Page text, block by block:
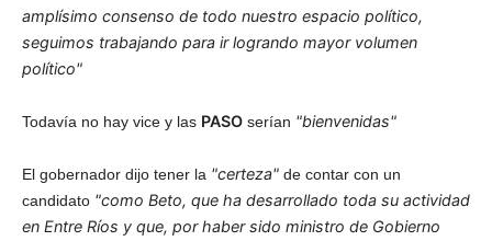
amplísimo consenso de todo nuestro espacio político,
seguimos trabajando para ir logrando mayor volumen
político"
Todavía no hay vice y las PASO serían "bienvenidas"
El gobernador dijo tener la "certeza" de contar con un
candidato "como Beto, que ha desarrollado toda su actividad
en Entre Ríos y que, por haber sido ministro de Gobierno